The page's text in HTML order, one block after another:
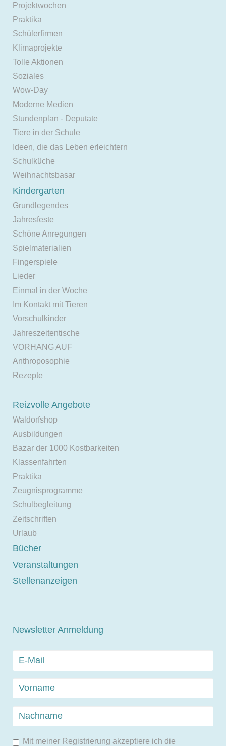
Projektwochen
Praktika
Schülerfirmen
Klimaprojekte
Tolle Aktionen
Soziales
Wow-Day
Moderne Medien
Stundenplan - Deputate
Tiere in der Schule
Ideen, die das Leben erleichtern
Schulküche
Weihnachtsbasar
Kindergarten
Grundlegendes
Jahresfeste
Schöne Anregungen
Spielmaterialien
Fingerspiele
Lieder
Einmal in der Woche
Im Kontakt mit Tieren
Vorschulkinder
Jahreszeitentische
VORHANG AUF
Anthroposophie
Rezepte
Reizvolle Angebote
Waldorfshop
Ausbildungen
Bazar der 1000 Kostbarkeiten
Klassenfahrten
Praktika
Zeugnisprogramme
Schulbegleitung
Zeitschriften
Urlaub
Bücher
Veranstaltungen
Stellenanzeigen
Newsletter Anmeldung
Mit meiner Registrierung akzeptiere ich die